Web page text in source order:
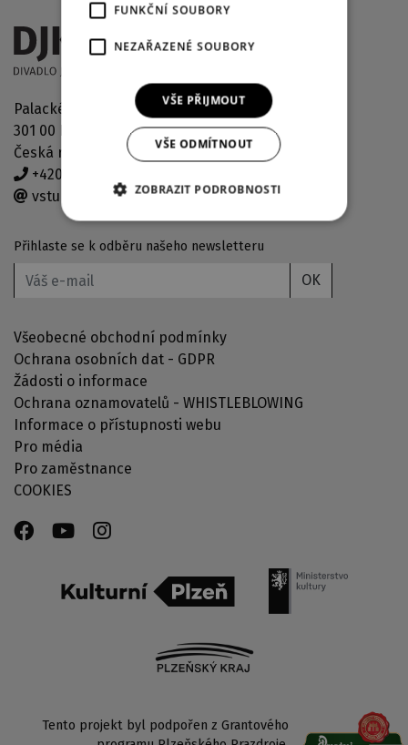
Palackého náměstí 2971/30
301 00 Plzeň
Česká republika
+420 378 038 190
vstupenky@djkt.eu
Přihlaste se k odběru našeho newsletteru
OK
Všeobecné obchodní podmínky
Ochrana osobních dat - GDPR
Žádosti o informace
Ochrana oznamovatelů - WHISTLEBLOWING
Informace o přístupnosti webu
Pro média
Pro zaměstnance
COOKIES
Tento projekt byl podpořen z Grantového
FUNKČNÍ SOUBORY
NEZAŘAZENÉ SOUBORY
VŠE PŘIJMOUT
VŠE ODMÍTNOUT
ZOBRAZIT PODROBNOSTI